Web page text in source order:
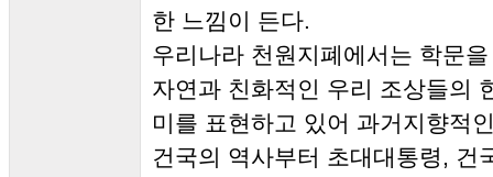
한 느낌이 든다.
우리나라 천원지폐에서는 학문
자연과 친화적인 우리 조상들의
미를 표현하고 있어 과거지향적
건국의 역사부터 초대대통령, 건